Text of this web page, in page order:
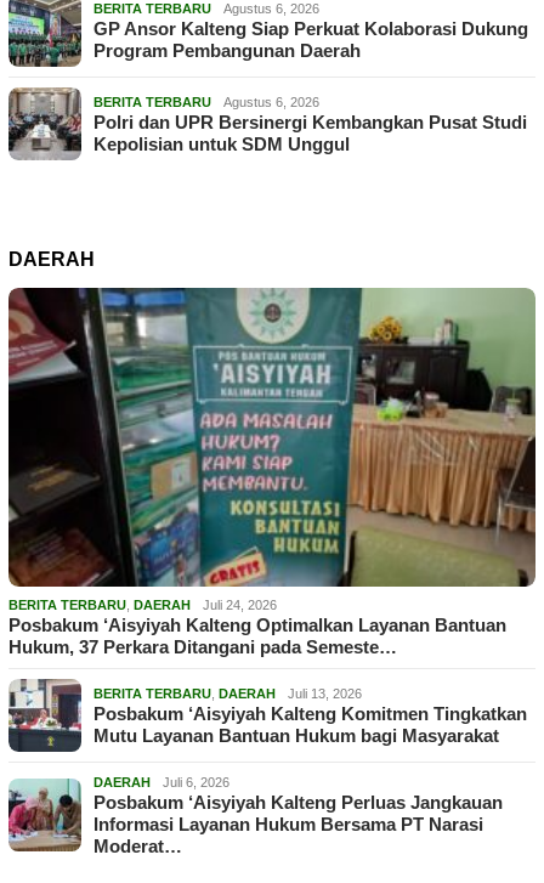
BERITA TERBARU Agustus 6, 2026
GP Ansor Kalteng Siap Perkuat Kolaborasi Dukung
Program Pembangunan Daerah
BERITA TERBARU Agustus 6, 2026
Polri dan UPR Bersinergi Kembangkan Pusat Studi
Kepolisian untuk SDM Unggul
DAERAH
BERITA TERBARU DAERAH Juli 24, 2026
Posbakum ‘Aisyiyah Kalteng Optimalkan Layanan Bantuan
Hukum, 37 Perkara Ditangani pada Semeste…
BERITA TERBARU DAERAH Juli 13, 2026
Posbakum ‘Aisyiyah Kalteng Komitmen Tingkatkan
Mutu Layanan Bantuan Hukum bagi Masyarakat
DAERAH Juli 6, 2026
Posbakum ‘Aisyiyah Kalteng Perluas Jangkauan
Informasi Layanan Hukum Bersama PT Narasi
Moderat…